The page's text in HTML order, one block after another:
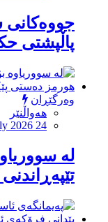
جووەكانی
پاڵپشتی
وەرگێڕان
هەواڵنێر
2026 24
لە